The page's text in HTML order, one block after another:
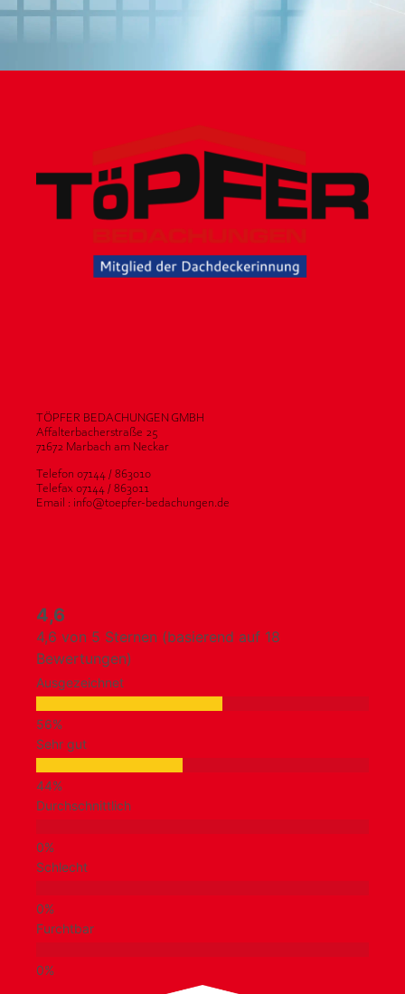
TÖPFER BEDACHUNGEN GMBH
Affalterbacherstraße 25
71672 Marbach am Neckar
Telefon 07144 / 863010
Telefax 07144 / 863011
Email : info@toepfer-bedachungen.de
4,6
4,6 von 5 Sternen (basierend auf 18
Bewertungen)
Ausgezeichnet
Sehr gut
Durchschnittlich
Schlecht
Furchtbar